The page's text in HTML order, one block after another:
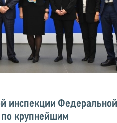
инспекции Федеральной
крупнейшим